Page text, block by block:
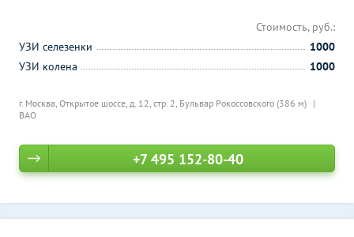
г. Москва, Открытое шоссе, д. 12, стр. 2, Бульвар Рокоссовского (386 м)
ВАО
Стоимость, руб.:
УЗИ селезенки
1000
УЗИ колена
1000
+7 495 152-80-40